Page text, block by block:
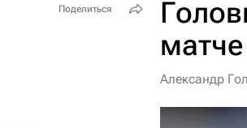
Александр
Поделиться